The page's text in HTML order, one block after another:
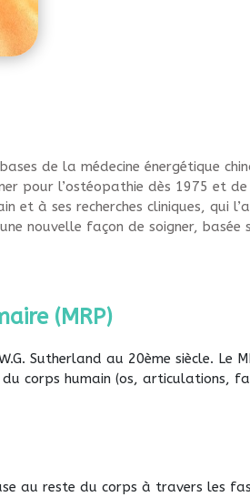
de la médecine énergétique
pour l’ostéopathie dès 1975 et
et à ses recherches cliniques, qui
nouvelle façon de soigner, basée
(MRP)
Sutherland au 20ème siècle. Le
corps humain (os, articulations,
au reste du corps à travers les